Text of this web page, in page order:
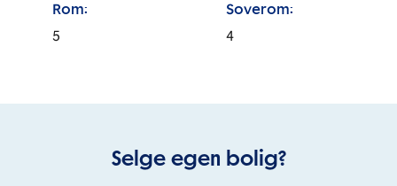
Rom:
5
Soverom:
4
Selge egen bolig?